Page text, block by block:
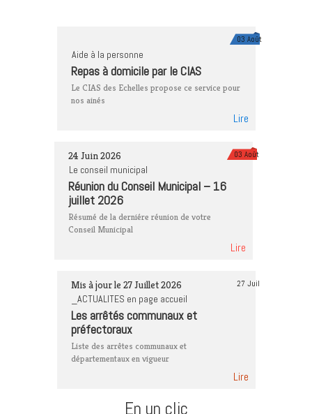
Aide à la personne
Repas à domicile par le CIAS
Le CIAS des Echelles propose ce service pour
nos ainés
Lire
03 Août
24 Juin 2026
Le conseil municipal
Réunion du Conseil Municipal – 16
juillet 2026
Résumé de la derniére réunion de votre
Conseil Municipal
Lire
03 Août
Mis à jour le 27 Juillet 2026
_ACTUALITES en page accueil
Les arrêtés communaux et
préfectoraux
Liste des arrêtes communaux et
départementaux en vigueur
Lire
27 Juil
En un clic